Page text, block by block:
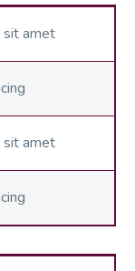
sit amet
sit amet